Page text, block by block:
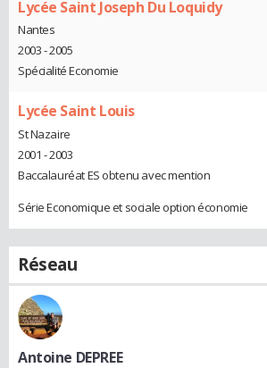
Lycée Saint Joseph Du Loquidy
Nantes
2003 - 2005
Spécialité Economie
Lycée Saint Louis
St Nazaire
2001 - 2003
Baccalauréat ES obtenu avec mention
Série Economique et sociale option économie
Réseau
Antoine DEPREE